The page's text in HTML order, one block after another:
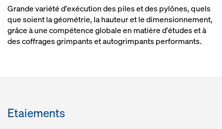
Grande variété d'exécution des piles et des pylônes, quels
que soient la géométrie, la hauteur et le dimensionnement,
grâce à une compétence globale en matière d'études et à
des coffrages grimpants et autogrimpants performants.
Etaiements